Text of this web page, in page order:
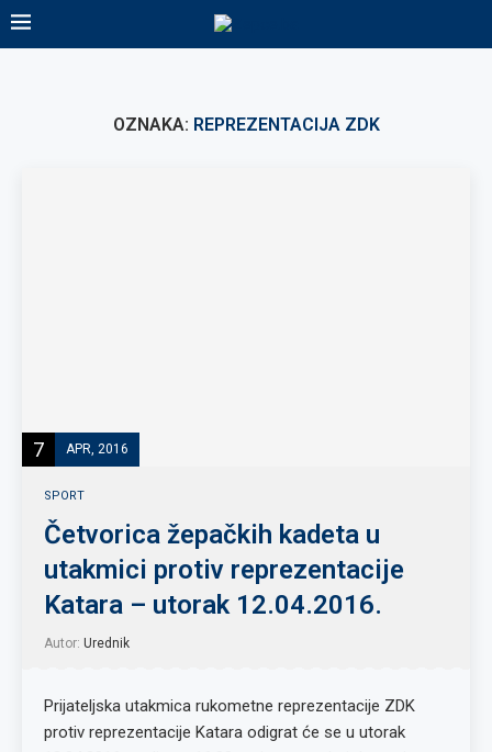
OZNAKA: REPREZENTACIJA ZDK
7 APR, 2016
SPORT
Četvorica žepačkih kadeta u
utakmici protiv reprezentacije
Katara – utorak 12.04.2016.
Autor: Urednik
Prijateljska utakmica rukometne reprezentacije ZDK
protiv reprezentacije Katara odigrat će se u utorak